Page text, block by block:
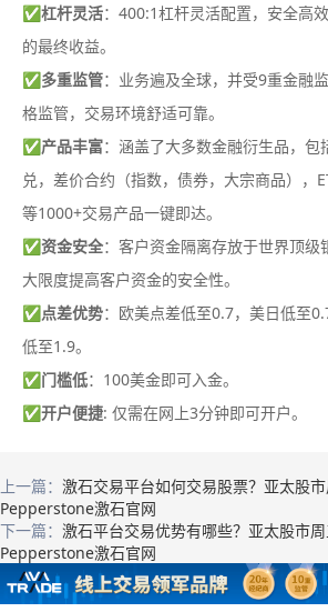
✅杠杆灵活：400:1杠杆灵活配置，安全高
的最终收益。
✅多重监管：业务遍及全球，并受9重金融
格监管，交易环境舒适可靠。
✅产品丰富：涵盖了大多数金融衍生品，包
兑，差价合约（指数，债券，大宗商品），
等1000+交易产品一键即达。
✅资金安全：客户资金隔离存放于世界顶级
大限度提高客户资金的安全性。
✅点差优势：欧美点差低至0.7，美日低至
低至1.9。
✅门槛低：100美金即可入金。
✅开户便捷: 仅需在网上3分钟即可开户。
上一篇： 激石交易平台如何交易股票？亚太股
Pepperstone激石官网
下一篇： 激石平台交易优势有哪些？亚太股市
Pepperstone激石官网